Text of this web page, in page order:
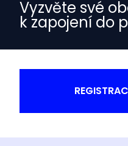
Vyzvěte své
k zapojení do